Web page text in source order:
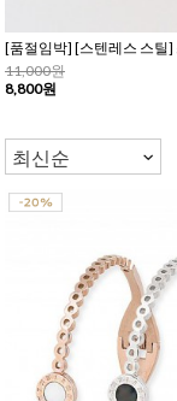
[품절임박] [스텐레스 스틸]
11,000원
8,800원